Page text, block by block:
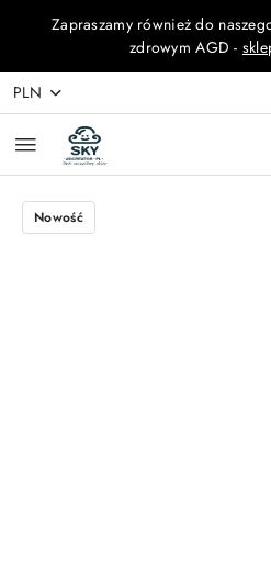
Przejdź do treści głównej
Przejdź do wyszukiwarki
Przejdź do moje konto
Przejdź do menu
Przejdź do opisu
Przejdź do stopki
Zapraszamy również do
zdrowym AGD -
PLN
Nowość